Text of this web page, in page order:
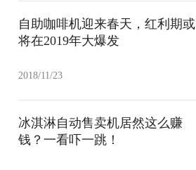
自助咖啡机迎来春天，红利期或
将在2019年大爆发
2018/11/23
冰淇淋自动售卖机居然这么赚
钱？一看吓一跳！